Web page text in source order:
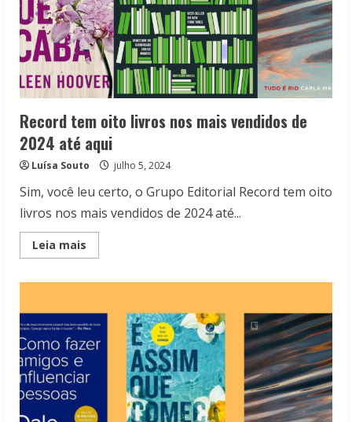
Record tem oito livros nos mais vendidos de
2024 até aqui
Luísa Souto julho 5, 2024
Sim, você leu certo, o Grupo Editorial Record tem oito
livros nos mais vendidos de 2024 até...
Leia mais
more
livros
nos
mais
vendidos
de
até
aqui